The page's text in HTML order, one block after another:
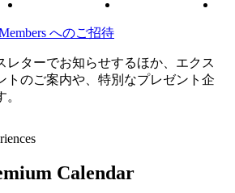
へのご招待
レターでお知らせするほか、エクス
トのご案内や、特別なプレゼント企
Calendar